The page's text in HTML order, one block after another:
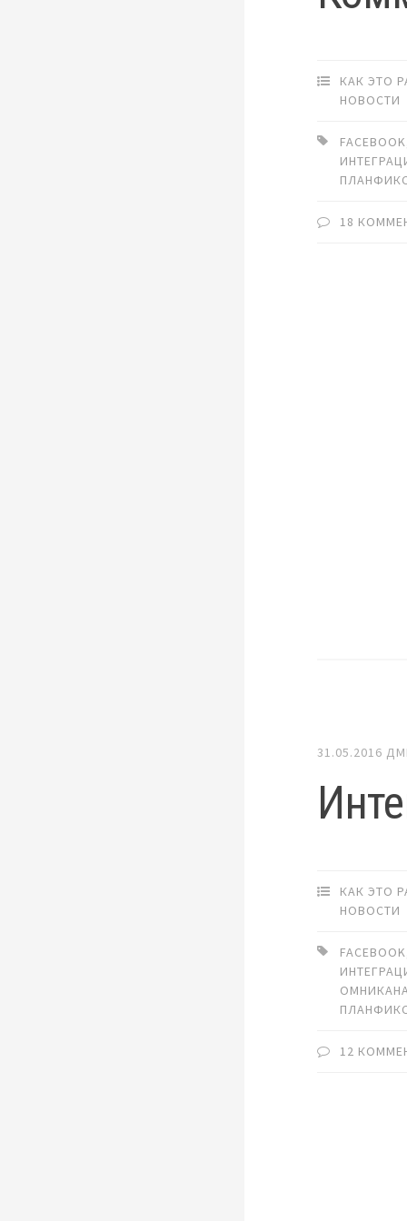
КАК ЭТО
НОВОСТИ
FACEBOOK
18
31.05.2016
КАК ЭТО
НОВОСТИ
FACEBOOK
12